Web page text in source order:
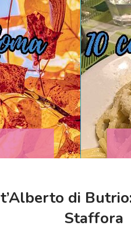
di
Staffora